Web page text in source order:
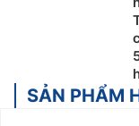
SẢN PHẨM